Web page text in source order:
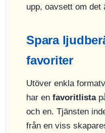
upp, oavsett om det
Spara
favoriter
Utöver enkla
har en favoritlista
och en. Tjänsten
från en viss